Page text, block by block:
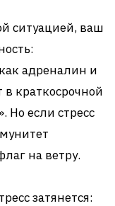
ситуацией, ваш
адреналин и
в краткосрочной
Но если стресс
на ветру.
затянется: